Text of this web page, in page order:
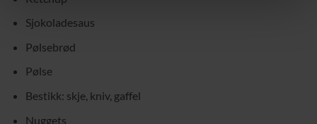
Sjokoladesaus
Pølsebrød
Pølse
Bestikk: skje, kniv, gaffel
Nuggets